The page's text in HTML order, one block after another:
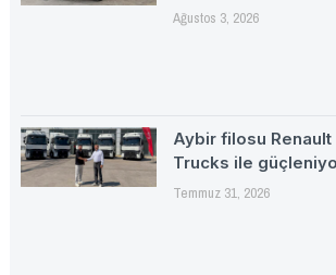
Ağustos 3, 2026
Aybir filosu Renault
Trucks ile
Temmuz 31, 2026